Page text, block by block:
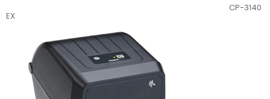
CP-3140
EX